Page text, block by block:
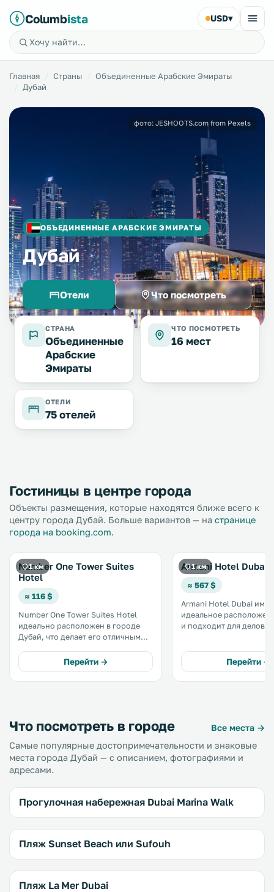
Columbista USD▾
Главная Страны
Объединенные Арабские Эмираты
Дубай
ОБЪЕДИНЕННЫЕ АРАБСКИЕ ЭМИРАТЫ
Дубай
Отели Что посмотреть
фото: JESHOOTS.com from Pexels
СТРАНА
Объединенные
Арабские
Эмираты
ЧТО ПОСМОТРЕТЬ
16 мест
ОТЕЛИ
75 отелей
Гостиницы в центре города
Объекты размещения, которые находятся ближе всего к
центру города Дубай. Больше вариантов — на странице
города на booking.com.
1 км
Number One Tower Suites
Hotel
≈ 116 $
Number One Tower Suites Hotel
идеально расположен в городе
Дубай, что делает его отличным
путешественников и туристов.
Объект размещения предлагает
широкий спектр услуг и
Перейти →
1 км
Armani Hotel Dubai
≈ 567 $
Armani Hotel Dubai
идеальное
и подходит для
гостям комфортное
Перейти →
Что посмотреть в городе
Все места →
Самые популярные достопримечательности и знаковые
места города Дубай — с описанием, фотографиями и
адресами.
Прогулочная набережная Dubai Marina Walk
Пляж Sunset Beach или Sufouh
Пляж La Mer Dubai